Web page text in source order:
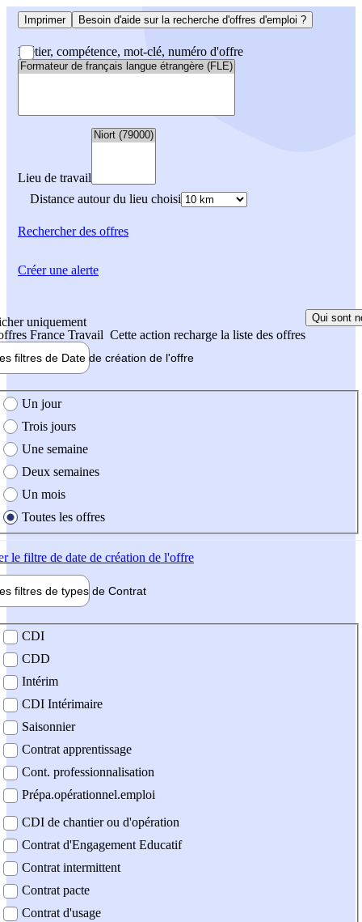
Imprimer Besoin d'aide sur la recherche d'offres d'emploi ?
Métier, compétence, mot-clé, numéro d'offre
Lieu de travail
Distance autour du lieu choisi
Rechercherdes offres
uniquement
France Travail Cette action recharge la liste des offres
Qui sont
filtres de Date de création de l'offre
création de l'offre
Un jour
Trois jours
Une semaine
Deux semaines
Un mois
Toutes les offres
le filtre de date de création de l'offre
filtres de types de Contrat
contrat
CDI
CDD
Intérim
CDI Intérimaire
Saisonnier
Contrat apprentissage
Cont. professionnalisation
Prépa.opérationnel.emploi
CDI de chantier ou d'opération
Contrat d'Engagement Educatif
Contrat intermittent
Contrat pacte
Contrat d'usage
Créer une alerte